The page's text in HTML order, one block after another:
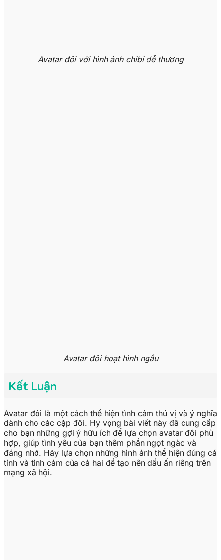
Avatar đôi với hình ảnh chibi dễ thương
Avatar đôi hoạt hình ngầu
Kết Luận
Avatar đôi là một cách thể hiện tình cảm thú vị và ý nghĩa
dành cho các cặp đôi. Hy vọng bài viết này đã cung cấp
cho bạn những gợi ý hữu ích để lựa chọn avatar đôi phù
hợp, giúp tình yêu của bạn thêm phần ngọt ngào và
đáng nhớ. Hãy lựa chọn những hình ảnh thể hiện đúng cá
tính và tình cảm của cả hai để tạo nên dấu ấn riêng trên
mạng xã hội.